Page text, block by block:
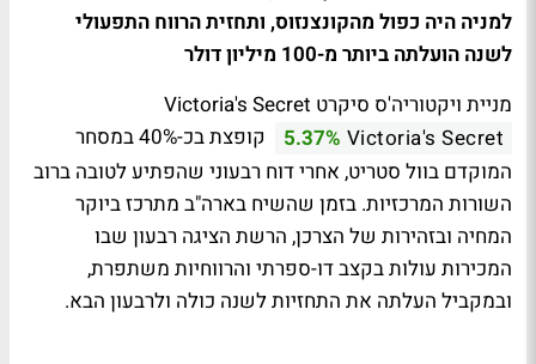
למניה היה כפול מהקונצנזוס, ותחזית הרווח התפעולי
לשנה הועלתה ביותר מ-100 מיליון דולר
מניית ויקטוריה'ס סיקרט Victoria's Secret
Victoria's Secret
5.37%
קופצת בכ-40% במסחר
המוקדם בוול סטריט, אחרי דוח רבעוני שהפתיע לטובה ברוב
השורות המרכזיות. בזמן שהשיח בארה"ב מתרכז ביוקר
המחיה ובזהירות של הצרכן, הרשת הציגה רבעון שבו
המכירות עולות בקצב דו-ספרתי והרווחיות משתפרת,
ובמקביל העלתה את התחזיות לשנה כולה ולרבעון הבא.